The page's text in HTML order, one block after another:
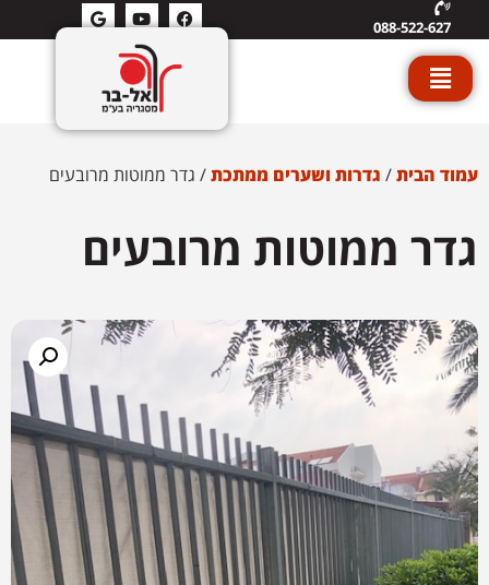
088-522-627
עמוד הבית/ גדרות ושערים ממתכת/ גדר ממוטות מרובעים
גדר ממוטות מרובעים